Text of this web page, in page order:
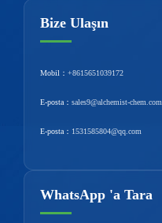
Bize Ulaşın
Mobil： +8615651039172
E-posta： sales9@alchemist-chem.com
E-posta： 1531585804@qq.com
WhatsApp 'a Tara